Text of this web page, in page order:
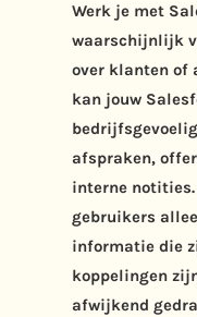
Werk je met
waarschijnlijk
over klanten of
kan jouw
afspraken,
interne
gebruikers
informatie die
koppelingen
afwijkend